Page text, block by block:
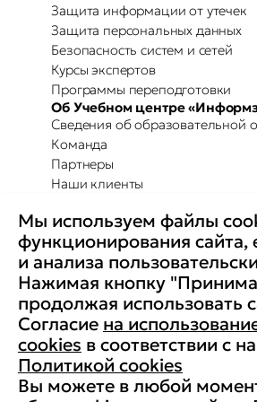
Защита информации от утечек
Защита персональных данных
Безопасность систем и сетей
Курсы экспертов
Программы переподготовки
Об Учебном центре
Сведения об образовательной
Команда
Партнеры
Наши клиенты
Повышение осведомленности
Партнерство с Secure-T
Преимущества для бизнеса
Комплексные программы
Контакты
Медиа
Вакансии
Реквизиты
Старая версия сайта
Мы используем файлы
функционирования сайта,
и анализа
Нажимая кнопку
продолжая использовать
Согласие на
cookies в соответствии с
Политикой cookies
Вы можете в любой